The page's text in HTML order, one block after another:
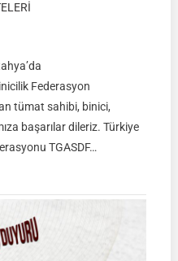
Federasyon
tümat sahibi, binici,
başarılar dileriz. Türkiye
TGASDF…